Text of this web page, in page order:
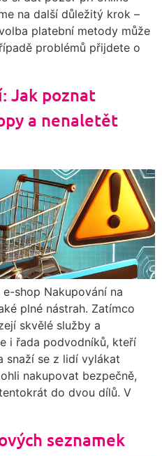
na další důležitý krok –
platební metody může
problémů přijdete o
Jak poznat
a nenaletět
shop Nakupování na
plné nástrah. Zatímco
skvělé služby a
i řada podvodníků, kteří
snaží se z lidí vylákat
nakupovat bezpečně,
do dvou dílů. V
seznamek